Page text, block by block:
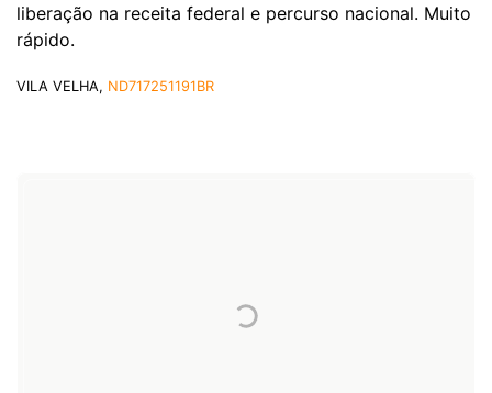
liberação na receita federal e percurso nacional. Muito
rápido.
VILA VELHA, ND717251191BR